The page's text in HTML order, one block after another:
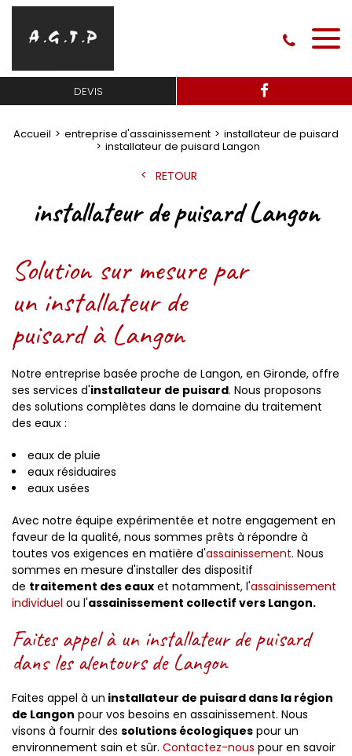
DEVIS
Accueil entreprise d'assainissement
installateur de puisard
installateur de puisard Langon
RETOUR
installateur de puisard Langon
Solution sur mesure par
un installateur de
puisard à Langon
Notre entreprise basée proche de Langon, en Gironde, offre
ses services d'installateur de puisard. Nous proposons
des solutions complètes dans le domaine du traitement
des eaux :
eaux de pluie
eaux résiduaires
eaux usées
Avec notre équipe expérimentée et notre engagement en
faveur de la qualité, nous sommes prêts à répondre à
toutes vos exigences en matière d'assainissement. Nous
sommes en mesure d'installer des dispositif
de traitement des eaux et notamment, l'assainissement
individuel ou l'assainissement collectif vers Langon.
Faites appel à un installateur de puisard
dans les alentours de Langon
Faites appel à un installateur de puisard dans la région
de Langon pour vos besoins en assainissement. Nous
visons à fournir des solutions écologiques pour un
environnement sain et sûr. Contactez-nous pour en savoir